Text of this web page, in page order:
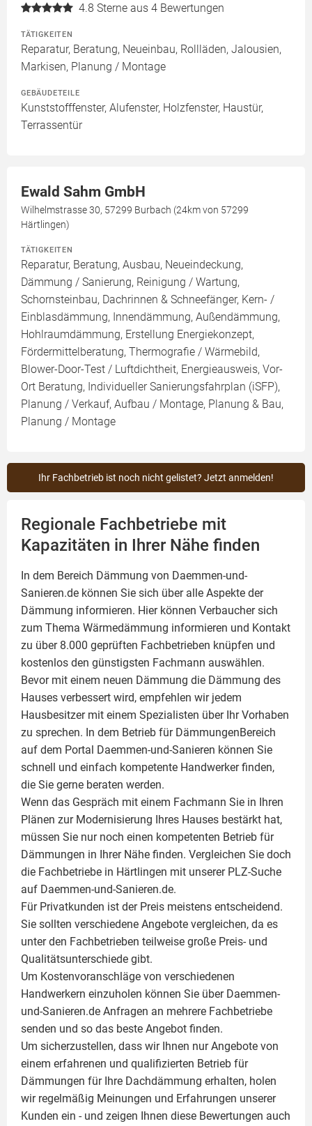
4.8 Sterne aus 4 Bewertungen
TÄTIGKEITEN
Reparatur, Beratung, Neueinbau, Rollläden, Jalousien,
Markisen, Planung / Montage
GEBÄUDETEILE
Kunststofffenster, Alufenster, Holzfenster, Haustür,
Terrassentür
Ewald Sahm GmbH
Wilhelmstrasse 30, 57299 Burbach (24km von 57299
Härtlingen)
TÄTIGKEITEN
Reparatur, Beratung, Ausbau, Neueindeckung,
Dämmung / Sanierung, Reinigung / Wartung,
Schornsteinbau, Dachrinnen & Schneefänger, Kern- /
Einblasdämmung, Innendämmung, Außendämmung,
Hohlraumdämmung, Erstellung Energiekonzept,
Fördermittelberatung, Thermografie / Wärmebild,
Blower-Door-Test / Luftdichtheit, Energieausweis, Vor-
Ort Beratung, Individueller Sanierungsfahrplan (iSFP),
Planung / Verkauf, Aufbau / Montage, Planung & Bau,
Planung / Montage
Ihr Fachbetrieb ist noch nicht gelistet? Jetzt anmelden!
Regionale Fachbetriebe mit
Kapazitäten in Ihrer Nähe finden
In dem Bereich Dämmung von Daemmen-und-
Sanieren.de können Sie sich über alle Aspekte der
Dämmung informieren. Hier können Verbaucher sich
zum Thema Wärmedämmung informieren und Kontakt
zu über 8.000 geprüften Fachbetrieben knüpfen und
kostenlos den günstigsten Fachmann auswählen.
Bevor mit einem neuen Dämmung die Dämmung des
Hauses verbessert wird, empfehlen wir jedem
Hausbesitzer mit einem Spezialisten über Ihr Vorhaben
zu sprechen. In dem Betrieb für DämmungenBereich
auf dem Portal Daemmen-und-Sanieren können Sie
schnell und einfach kompetente Handwerker finden,
die Sie gerne beraten werden.
Wenn das Gespräch mit einem Fachmann Sie in Ihren
Plänen zur Modernisierung Ihres Hauses bestärkt hat,
müssen Sie nur noch einen kompetenten Betrieb für
Dämmungen in Ihrer Nähe finden. Vergleichen Sie doch
die Fachbetriebe in Härtlingen mit unserer PLZ-Suche
auf Daemmen-und-Sanieren.de.
Für Privatkunden ist der Preis meistens entscheidend.
Sie sollten verschiedene Angebote vergleichen, da es
unter den Fachbetrieben teilweise große Preis- und
Qualitätsunterschiede gibt.
Um Kostenvoranschläge von verschiedenen
Handwerkern einzuholen können Sie über Daemmen-
und-Sanieren.de Anfragen an mehrere Fachbetriebe
senden und so das beste Angebot finden.
Um sicherzustellen, dass wir Ihnen nur Angebote von
einem erfahrenen und qualifizierten Betrieb für
Dämmungen für Ihre Dachdämmung erhalten, holen
wir regelmäßig Meinungen und Erfahrungen unserer
Kunden ein - und zeigen Ihnen diese Bewertungen auch